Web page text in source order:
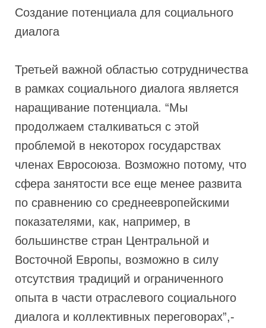
Создание потенциала для социального
диалога
Третьей важной областью сотрудничества
в рамках социального диалога является
наращивание потенциала. “Мы
продолжаем сталкиваться с этой
проблемой в некоторох государствах
членах Евросоюза. Возможно потому, что
сфера занятости все еще менее развита
по сравнению со среднеевропейскими
показателями, как, например, в
большинстве стран Центральной и
Восточной Европы, возможно в силу
отсутствия традиций и ограниченного
опыта в части отраслевого социального
диалога и коллективных переговорах”,-